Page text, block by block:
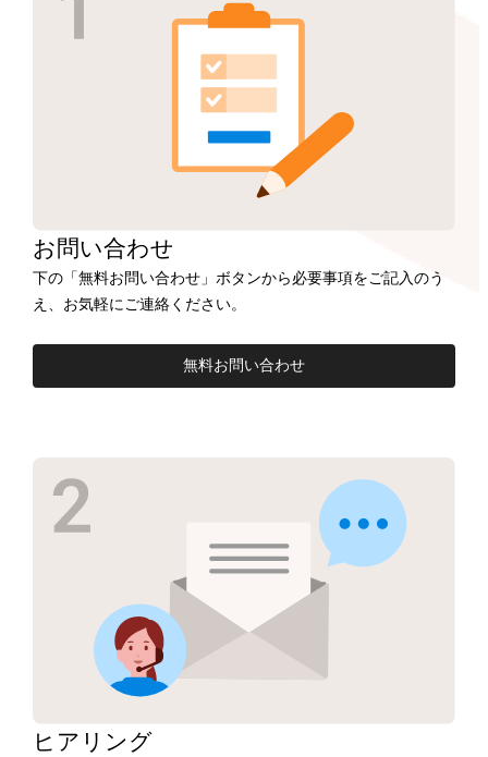
お問い合わせ
下の「無料お問い合わせ」ボタンから必要事項をご記入のう
え、お気軽にご連絡ください。
無料お問い合わせ
ヒアリング